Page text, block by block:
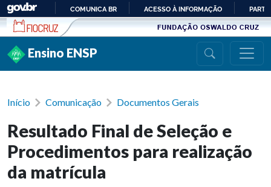
Ir para conteúdo
PARA
COMUNICA BR ACESSO À INFORMAÇÃO
Ensino ENSP
Início Comunicação Documentos Gerais
Resultado Final de Seleção e
Procedimentos para realização
da matrícula